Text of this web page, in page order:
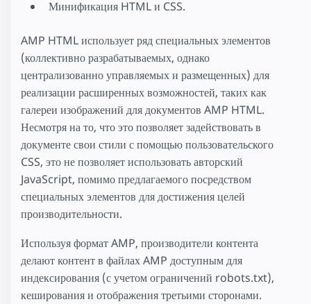
Минификация HTML и CSS.
AMP HTML использует ряд специальных элементов
(коллективно разрабатываемых, однако
централизованно управляемых и размещенных) для
реализации расширенных возможностей, таких как
галереи изображений для документов AMP HTML.
Несмотря на то, что это позволяет задействовать в
документе свои стили с помощью пользовательского
CSS, это не позволяет использовать авторский
JavaScript, помимо предлагаемого посредством
специальных элементов для достижения целей
производительности.
Используя формат AMP, производители контента
делают контент в файлах AMP доступным для
индексирования (с учетом ограничений robots.txt),
кеширования и отображения третьими сторонами.